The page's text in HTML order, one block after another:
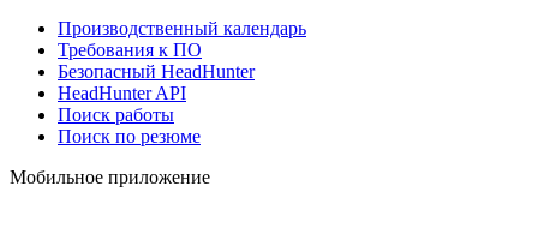
Производственный календарь
Требования к ПО
Безопасный HeadHunter
HeadHunter API
Поиск работы
Поиск по резюме
Мобильное приложение